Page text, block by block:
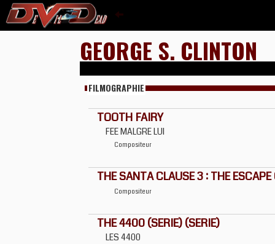
GEORGE S. CLINTON
FILMOGRAPHIE
TOOTH FAIRY
FEE MALGRE LUI
Compositeur
THE SANTA CLAUSE 3 : THE ESCAPE
Compositeur
THE 4400 (SERIE) (SERIE)
LES 4400